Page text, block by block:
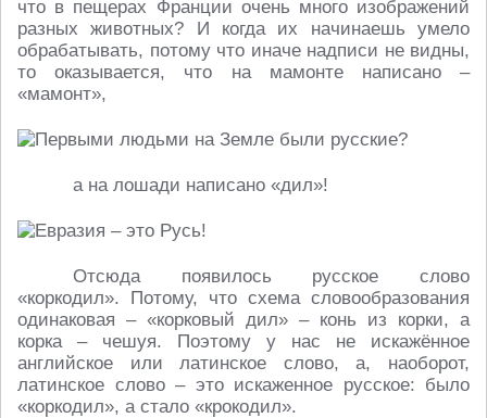
что в пещерах Франции очень много изображений
разных животных? И когда их начинаешь умело
обрабатывать, потому что иначе надписи не видны,
то оказывается, что на мамонте написано –
«мамонт»,
а на лошади написано «дил»!
Отсюда появилось русское слово
«коркодил». Потому, что схема словообразования
одинаковая – «корковый дил» – конь из корки, а
корка – чешуя. Поэтому у нас не искажённое
английское или латинское слово, а, наоборот,
латинское слово – это искаженное русское: было
«коркодил», а стало «крокодил».